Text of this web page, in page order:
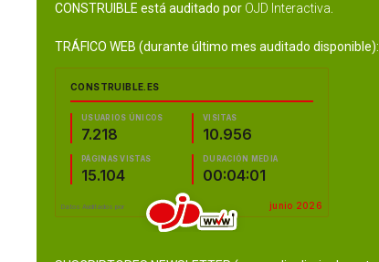
CONSTRUIBLE está auditado por OJD Interactiva
TRÁFICO WEB (durante último mes auditado disponible):